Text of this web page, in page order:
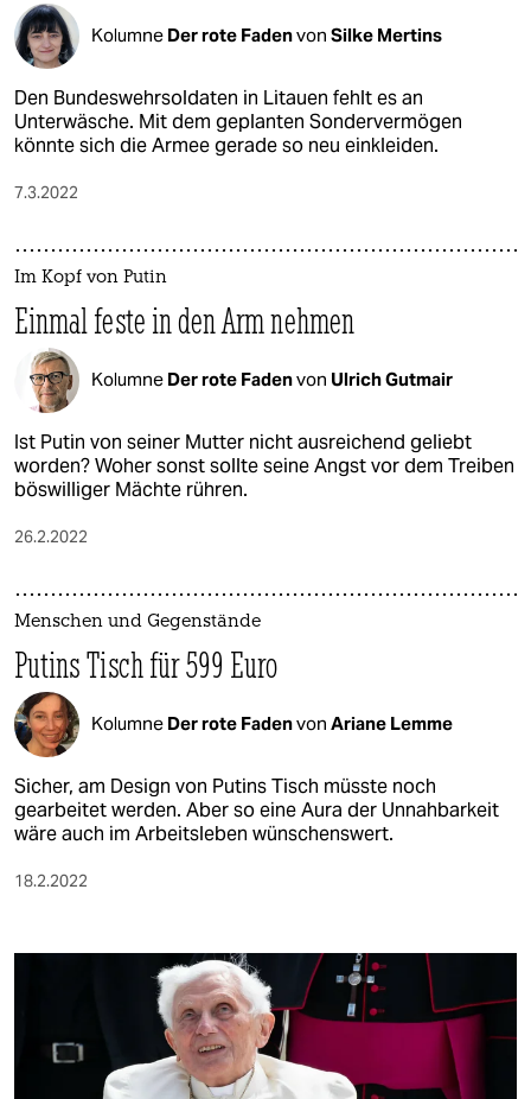
Kolumne Der rote Fadenvon Silke Mertins
Den Bundeswehrsoldaten in Litauen fehlt es an
Unterwäsche. Mit dem geplanten Sondervermögen
könnte sich die Armee gerade so neu einkleiden.
7.3.2022
Im Kopf von Putin
Einmal feste in den Arm nehmen
Kolumne Der rote Fadenvon Ulrich Gutmair
Ist Putin von seiner Mutter nicht ausreichend geliebt
worden? Woher sonst sollte seine Angst vor dem Treiben
böswilliger Mächte rühren.
26.2.2022
Menschen und Gegenstände
Putins Tisch für 599 Euro
Kolumne Der rote Fadenvon Ariane Lemme
Sicher, am Design von Putins Tisch müsste noch
gearbeitet werden. Aber so eine Aura der Unnahbarkeit
wäre auch im Arbeitsleben wünschenswert.
18.2.2022